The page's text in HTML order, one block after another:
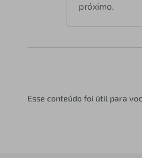
próximo.
Esse conteúdo foi útil para